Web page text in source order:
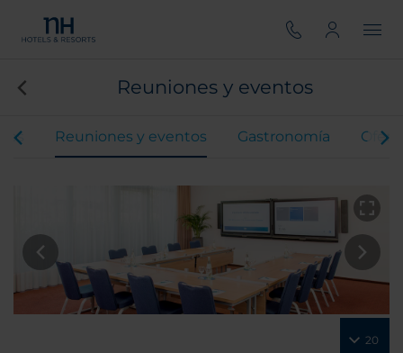
Reuniones y eventos
Reuniones y eventos Gastronomía
20